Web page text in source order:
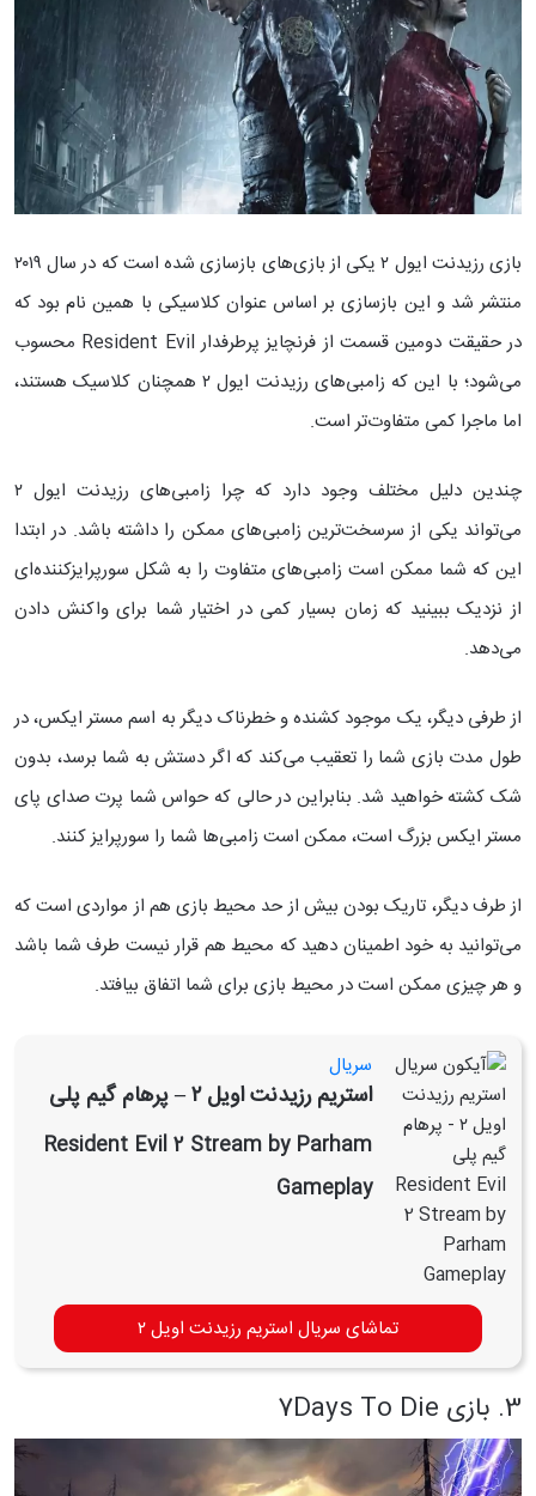
بازی رزیدنت ایول ۲ یکی از بازی‌های بازسازی شده است که در سال ۲۰۱۹
منتشر شد و این بازسازی بر اساس عنوان کلاسیکی با همین نام بود که
در حقیقت دومین قسمت از فرنچایز پرطرفدار Resident Evil محسوب
می‌شود؛ با این که زامبی‌های رزیدنت ایول ۲ همچنان کلاسیک هستند،
اما ماجرا کمی متفاوت‌تر است.
چندین دلیل مختلف وجود دارد که چرا زامبی‌های رزیدنت ایول ۲
می‌تواند یکی از سرسخت‌ترین زامبی‌های ممکن را داشته باشد. در ابتدا
این که شما ممکن است زامبی‌های متفاوت را به شکل سورپرایزکننده‌ای
از نزدیک ببینید که زمان بسیار کمی در اختیار شما برای واکنش دادن
می‌دهد.
از طرفی دیگر، یک موجود کشنده و خطرناک دیگر به اسم مستر ایکس، در
طول مدت بازی شما را تعقیب می‌کند که اگر دستش به شما برسد، بدون
شک کشته خواهید شد. بنابراین در حالی که حواس شما پرت صدای پای
مستر ایکس بزرگ است، ممکن است زامبی‌ها شما را سورپرایز کنند.
از طرف دیگر، تاریک بودن بیش از حد محیط بازی هم از مواردی است که
می‌توانید به خود اطمینان دهید که محیط هم قرار نیست طرف شما باشد
و هر چیزی ممکن است در محیط بازی برای شما اتفاق بیافتد.
سریال
استریم رزیدنت اویل ۲ – پرهام گیم پلی
Resident Evil 2 Stream by Parham
Gameplay
تماشای سریال استریم رزیدنت اویل ۲
3. بازی 7Days To Die